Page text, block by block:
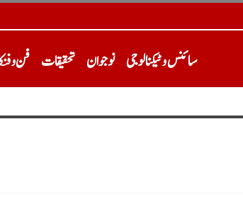
فن و تحقیقات نوجوان سائنس و ٹیکنالوجی